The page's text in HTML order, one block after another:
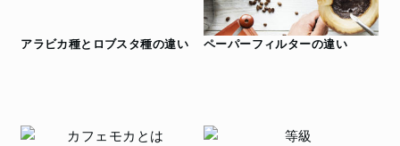
アラビカ種とロブスタ種の違い ペーパーフィルターの違い